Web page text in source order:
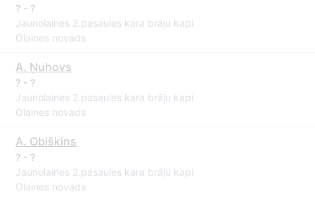
? - ?
Jaunolaines 2.pasaules kara brāļu kapi
Olaines novads
A. Ņuhovs
? - ?
Jaunolaines 2.pasaules kara brāļu kapi
Olaines novads
A. Obiškins
? - ?
Jaunolaines 2.pasaules kara brāļu kapi
Olaines novads